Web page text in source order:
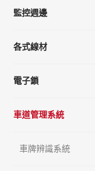
監控週邊
各式線材
電子鎖
車道管理系統
車牌辨識系統